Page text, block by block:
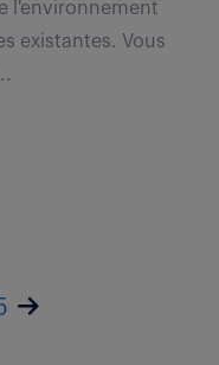
l'environnement
existantes. Vous